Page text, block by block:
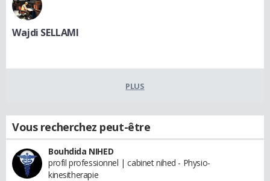
Wajdi SELLAMI
PLUS
Vous recherchez peut-être
Bouhdida NIHED
profil professionnel | cabinet nihed - Physio-
kinesitherapie